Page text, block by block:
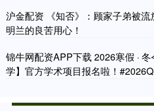
沪金配资 《知否》：顾家子弟被
明兰的良苦用心！
锦牛网配资APP下载 2026寒假 ·
学】官方学术项目报名啦！